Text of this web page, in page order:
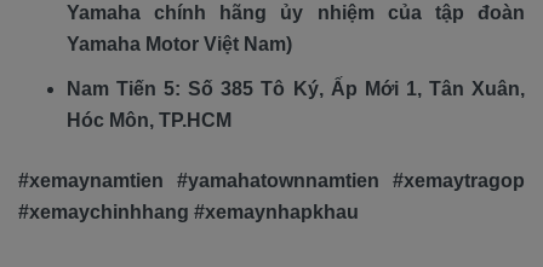
Yamaha chính hãng ủy nhiệm của tập đoàn
Yamaha Motor Việt Nam)
Nam Tiến 5: Số 385 Tô Ký, Ấp Mới 1, Tân Xuân,
Hóc Môn, TP.HCM
#xemaynamtien #yamahatownnamtien #xemaytragop
#xemaychinhhang #xemaynhapkhau